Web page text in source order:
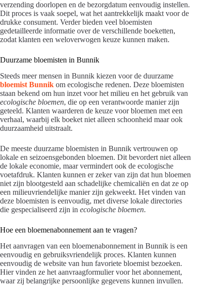
verzending doorlopen en de bezorgdatum eenvoudig instellen.
Dit proces is vaak soepel, wat het aantrekkelijk maakt voor de
drukke consument. Verder bieden veel bloemisten
gedetailleerde informatie over de verschillende boeketten,
zodat klanten een weloverwogen keuze kunnen maken.
Duurzame bloemisten in Bunnik
Steeds meer mensen in Bunnik kiezen voor de duurzame
bloemist Bunnik om ecologische redenen. Deze bloemisten
staan bekend om hun inzet voor het milieu en het gebruik van
ecologische bloemen, die op een verantwoorde manier zijn
geteeld. Klanten waarderen de keuze voor bloemen met een
verhaal, waarbij elk boeket niet alleen schoonheid maar ook
duurzaamheid uitstraalt.
De meeste duurzame bloemisten in Bunnik vertrouwen op
lokale en seizoensgebonden bloemen. Dit bevordert niet alleen
de lokale economie, maar vermindert ook de ecologische
voetafdruk. Klanten kunnen er zeker van zijn dat hun bloemen
niet zijn blootgesteld aan schadelijke chemicaliën en dat ze op
een milieuvriendelijke manier zijn gekweekt. Het vinden van
deze bloemisten is eenvoudig, met diverse lokale directories
die gespecialiseerd zijn in ecologische bloemen.
Hoe een bloemenabonnement aan te vragen?
Het aanvragen van een bloemenabonnement in Bunnik is een
eenvoudig en gebruiksvriendelijk proces. Klanten kunnen
eenvoudig de website van hun favoriete bloemist bezoeken.
Hier vinden ze het aanvraagformulier voor het abonnement,
waar zij belangrijke persoonlijke gegevens kunnen invullen.